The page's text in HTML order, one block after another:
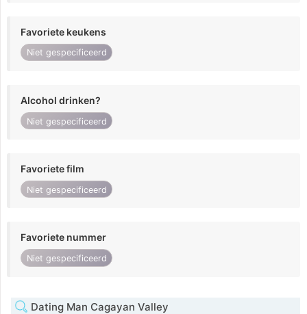
Favoriete keukens
Niet gespecificeerd
Alcohol drinken?
Niet gespecificeerd
Favoriete film
Niet gespecificeerd
Favoriete nummer
Niet gespecificeerd
Dating Man Cagayan Valley